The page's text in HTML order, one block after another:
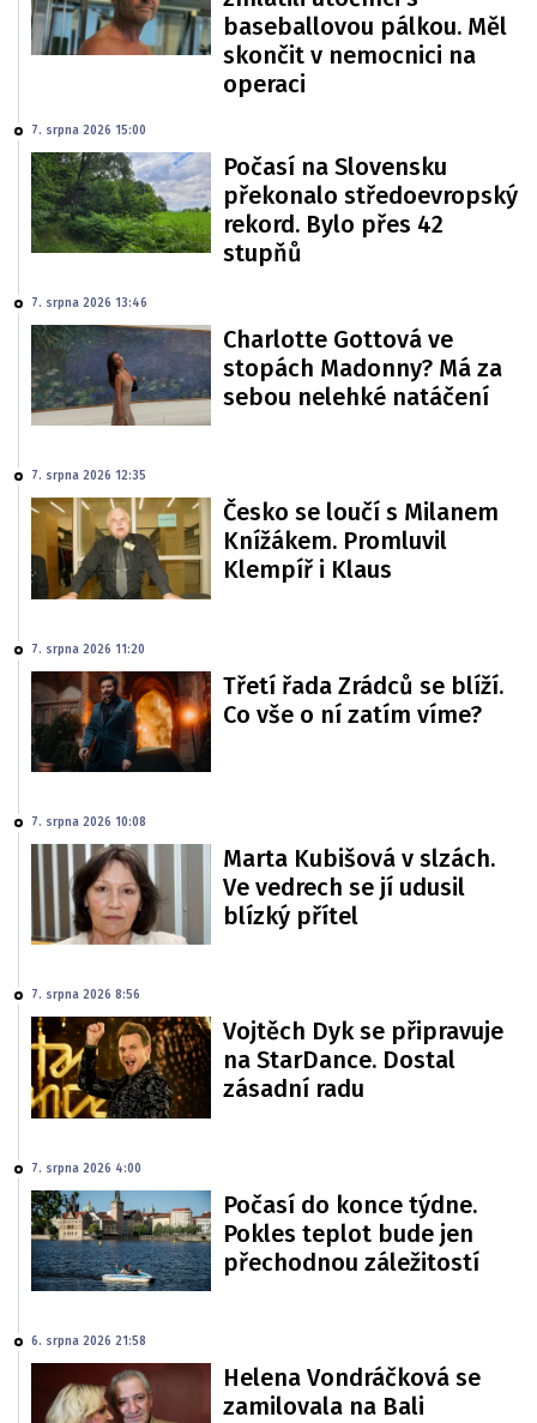
baseballovou pálkou. Měl
skončit v nemocnici na
operaci
7. srpna 2026 15:00
Počasí na Slovensku
překonalo středoevropský
rekord. Bylo přes 42
stupňů
7. srpna 2026 13:46
Charlotte Gottová ve
stopách Madonny? Má za
sebou nelehké natáčení
7. srpna 2026 12:35
Česko se loučí s Milanem
Knížákem. Promluvil
Klempíř i Klaus
7. srpna 2026 11:20
Třetí řada Zrádců se blíží.
Co vše o ní zatím víme?
7. srpna 2026 10:08
Marta Kubišová v slzách.
Ve vedrech se jí udusil
blízký přítel
7. srpna 2026 8:56
Vojtěch Dyk se připravuje
na StarDance. Dostal
zásadní radu
7. srpna 2026 4:00
Počasí do konce týdne.
Pokles teplot bude jen
přechodnou záležitostí
6. srpna 2026 21:58
Helena Vondráčková se
zamilovala na Bali